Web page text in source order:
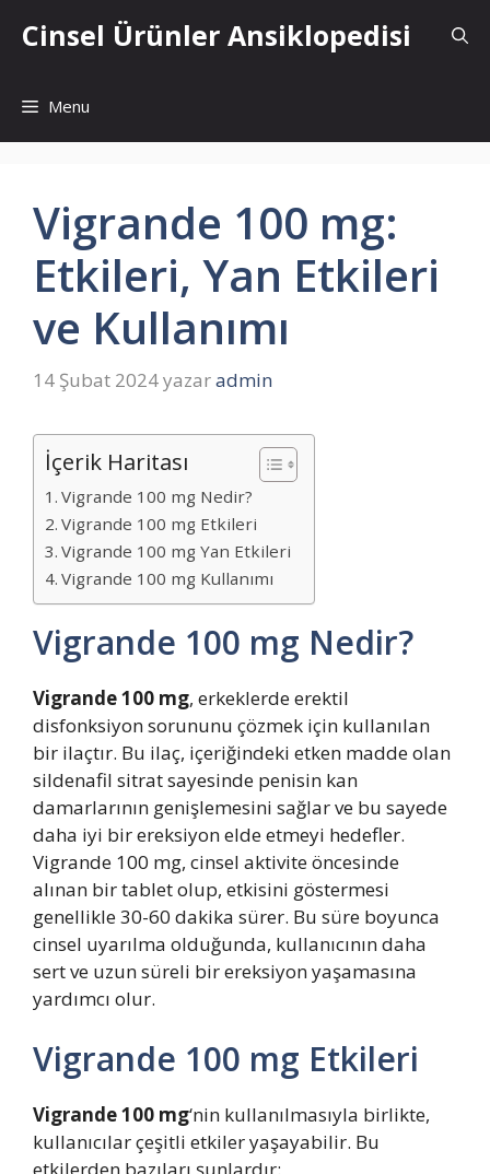
atlaCinsel Ürünler Ansiklopedisi
Menu
Vigrande 100 mg:
Etkileri, Yan Etkileri
ve Kullanımı
14 Şubat 2024yazaradmin
İçerik Haritası
Vigrande 100 mg Nedir?
Vigrande 100 mg Etkileri
Vigrande 100 mg Yan Etkileri
Vigrande 100 mg Kullanımı
Vigrande 100 mg Nedir?
Vigrande 100 mg, erkeklerde erektil
disfonksiyon sorununu çözmek için kullanılan
bir ilaçtır. Bu ilaç, içeriğindeki etken madde olan
sildenafil sitrat sayesinde penisin kan
damarlarının genişlemesini sağlar ve bu sayede
daha iyi bir ereksiyon elde etmeyi hedefler.
Vigrande 100 mg, cinsel aktivite öncesinde
alınan bir tablet olup, etkisini göstermesi
genellikle 30-60 dakika sürer. Bu süre boyunca
cinsel uyarılma olduğunda, kullanıcının daha
sert ve uzun süreli bir ereksiyon yaşamasına
yardımcı olur.
Vigrande 100 mg Etkileri
Vigrande 100 mg‘nin kullanılmasıyla birlikte,
kullanıcılar çeşitli etkiler yaşayabilir. Bu